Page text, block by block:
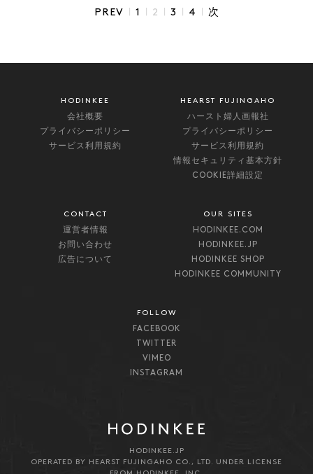
PREV | 1 | 2 | 3 | 4 | 次
HODINKEE
会社概要
プライバシーポリシー
サービス利用規約
HEARST FUJINGAHO
ハースト婦人画報社
プライバシーポリシー
サービス利用規約
情報セキュリティ基本方針
COOKIE詳細設定
CONTACT
運営者情報
お問い合わせ
広告について
OUR SITES
HODINKEE.COM
HODINKEE.JP
HODINKEE SHOP
HODINKEE COMMUNITY
FOLLOW
FACEBOOK
TWITTER
VIMEO
INSTAGRAM
HODINKEE.JP
OPERATED BY HEARST FUJINGAHO CO., LTD. UNDER LICENSE